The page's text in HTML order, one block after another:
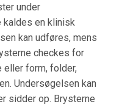
under
en klinisk
kan udføres, mens
checkes for
form, folder,
Undersøgelsen kan
sidder op. Brysterne